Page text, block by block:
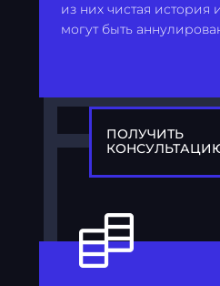
из них чистая история
могут быть
ПОЛУЧИТЬ